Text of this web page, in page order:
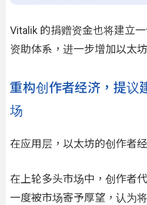
Vitalik 的捐赠资金也将建立
资助体系，进一步增加以太
重构创作者经济，提议
场
在应用层，以太坊的创作者
在上轮多头市场中，创作者
一度被市场寄予厚望，认为